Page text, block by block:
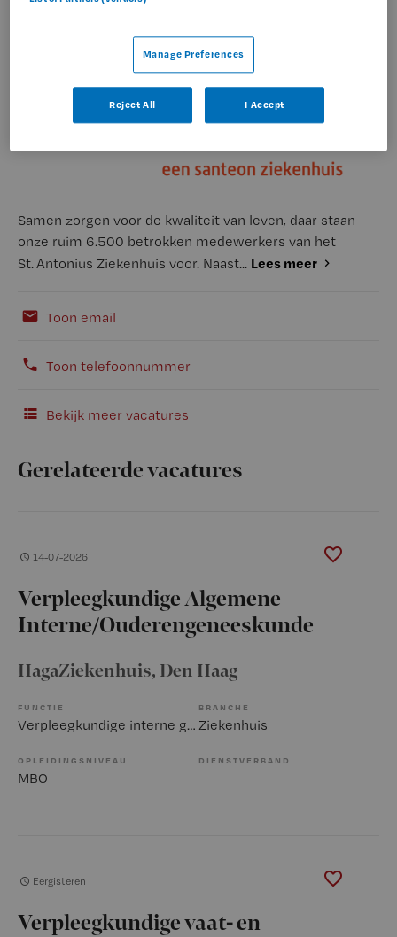
actueel. Hieronder staan enkele vergelijkbare vacatures
Samen zorgen voor de kwaliteit van leven, daar staan
onze ruim 6.500 betrokken medewerkers van het
St. Antonius Ziekenhuis voor. Naast... Lees meer
Toon email
Toon telefoonnummer
Bekijk meer vacatures
Gerelateerde vacatures
14-07-2026
Verpleegkundige Algemene
Interne/Ouderengeneeskunde
HagaZiekenhuis, Den Haag
FUNCTIE
Verpleegkundige interne geneeskunde
BRANCHE
Ziekenhuis
OPLEIDINGSNIVEAU
MBO
DIENSTVERBAND
Eergisteren
Verpleegkundige vaat- en
Manage Preferences
Reject All I Accept